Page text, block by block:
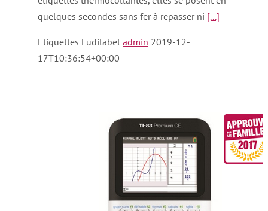
quelques secondes sans fer à repasser ni [...]
Etiquettes Ludilabel admin 2019-12-
17T10:36:54+00:00